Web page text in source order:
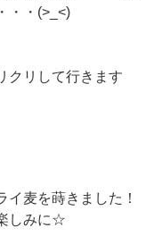
・・(>_<)
クリして行きます
麦を蒔きました！
しみに☆